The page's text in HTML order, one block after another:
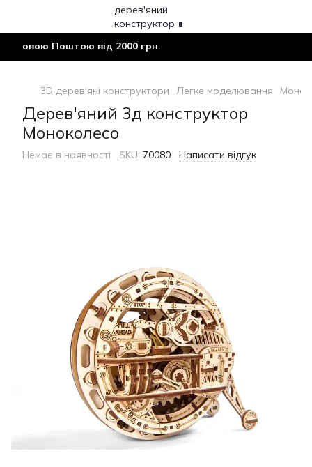
Поштою від 2000 грн.
3D дерев'яні конструктори Легке моделювання
Дерев'яний 3д конструктор
Моноколесо
Немає в наявності SKU: 70080 Написати відгук